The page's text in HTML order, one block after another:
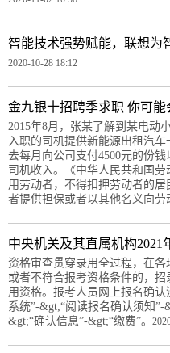
智能技术强势赋能，联想为
2020-10-28 18:12
金九银十招聘季求职 你可
2015年8月，张某了解到某电动
入职的司机提供新能源出租汽
去每月向公司支付4500元的份
司机收入。《中华人民共和国
用劳动者，不得扣押劳动者的
者提供担保或者以其他名义向劳
中央机关及其直属机构
资格审查贯穿录用全过程，在
或者不符合报考资格条件的，
用资格。报考人员网上报名确
系统”-&gt;“阅读报名确认须知
&gt;“确认信息”-&gt;“缴费”。